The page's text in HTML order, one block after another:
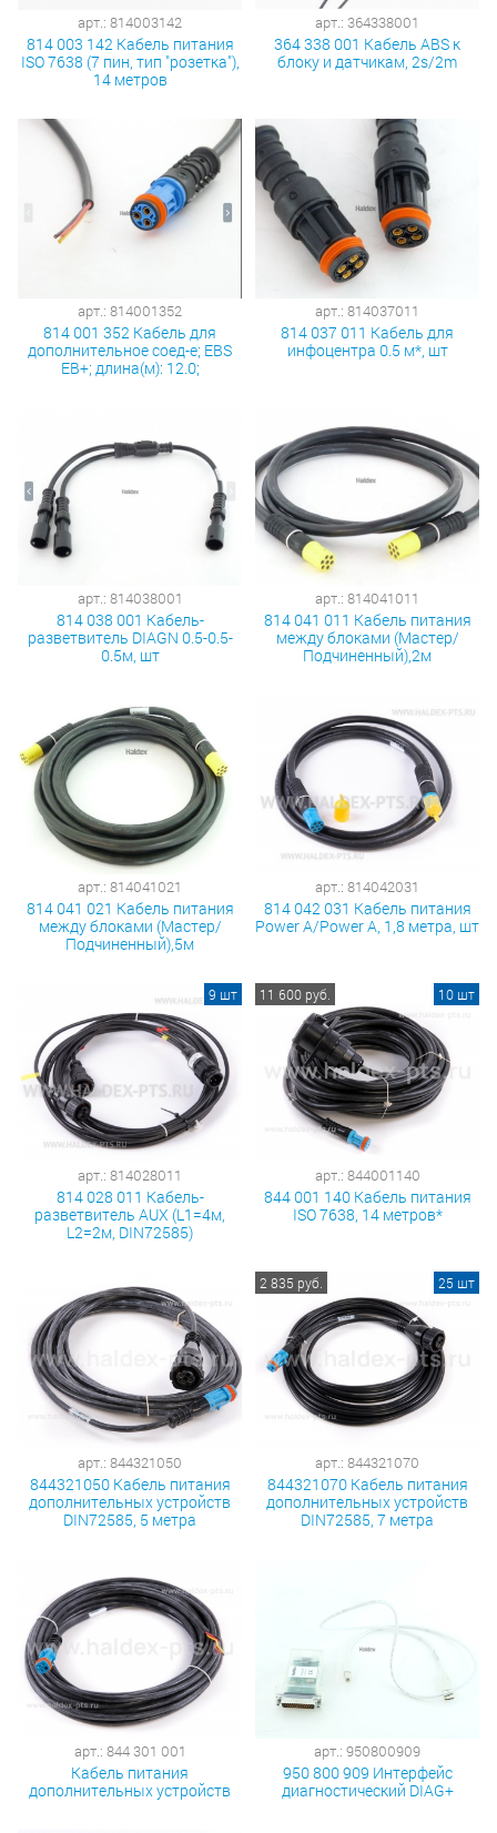
арт.: 814003142
814 003 142 Кабель питания
ISO 7638 (7 пин, тип "розетка"),
14 метров
арт.: 364338001
364 338 001 Кабель ABS к
блоку и датчикам, 2s/2m
арт.: 814001352
814 001 352 Кабель для
дополнительное соед-е; EBS
EB+; длина(м): 12.0;
арт.: 814037011
814 037 011 Кабель для
инфоцентра 0.5 м*, шт
арт.: 814038001
814 038 001 Кабель-
разветвитель DIAGN 0.5-0.5-
0.5м, шт
арт.: 814041011
814 041 011 Кабель питания
между блоками (Мастер/
Подчиненный),2м
арт.: 814041021
814 041 021 Кабель питания
между блоками (Мастер/
Подчиненный),5м
арт.: 814042031
814 042 031 Кабель питания
Power A/Power A, 1,8 метра, шт
арт.: 814028011
814 028 011 Кабель-
разветвитель AUX (L1=4м,
L2=2м, DIN72585)
9 шт
арт.: 844001140
844 001 140 Кабель питания
ISO 7638, 14 метров*
11 600 руб. 10 шт
арт.: 844321050
844321050 Кабель питания
дополнительных устройств
DIN72585, 5 метра
арт.: 844321070
844321070 Кабель питания
дополнительных устройств
DIN72585, 7 метра
2 835 руб. 25 шт
арт.: 844 301 001
Кабель питания
дополнительных устройств
арт.: 950800909
950 800 909 Интерфейс
диагностический DIAG+